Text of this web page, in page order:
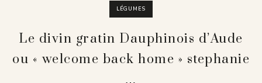
LÉGUMES
Le divin gratin Dauphinois d’Aude
ou « welcome back home » stephanie